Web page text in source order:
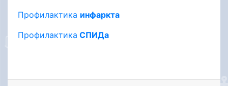
Профилактика инфаркта
Профилактика СПИДа